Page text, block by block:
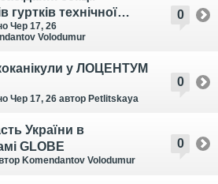
0
гуртків технічної
закладів професійної
Чер 17, 26
Volodumur
0
у ЛОЦЕНТУМ
Чер 17, 26 автор Petlitskaya
0
України в
GLOBE
Komendantov Volodumur